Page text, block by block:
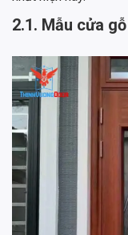
2.1. Mẫu cửa